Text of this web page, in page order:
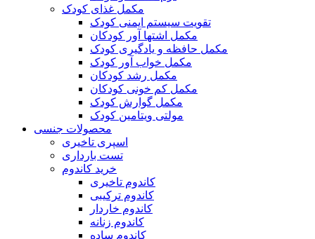
مکمل غذای کودک
تقویت سیستم ایمنی کودک
مکمل اشتها آور کودکان
مکمل حافظه و یادگیری کودک
مکمل خواب آور کودک
مکمل رشد کودکان
مکمل کم خونی کودکان
مکمل گوارش کودک
مولتی ویتامین کودک
محصولات جنسی
اسپری تاخیری
تست بارداری
خرید کاندوم
کاندوم تاخیری
کاندوم ترکیبی
کاندوم خاردار
کاندوم زنانه
کاندوم ساده